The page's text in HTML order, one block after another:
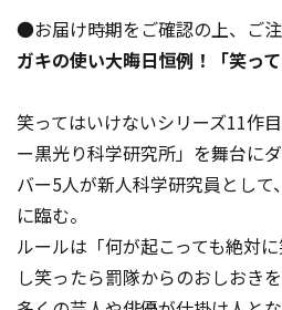
●お届け時期をご確認の上、ご注
ガキの使い大晦日恒例！「笑っ
笑ってはいけないシリーズ11作
ー黒光り科学研究所」を舞台に
バー5人が新人科学研究員とし
に臨む。
ルールは「何が起こっても絶対
し笑ったら罰隊からのおしおき